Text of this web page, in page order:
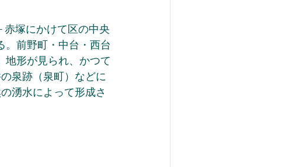
赤塚にかけて区の中央
。前野町・中台・西台
地形が見られ、かつて
泉跡（泉町）などに
湧水によって形成さ